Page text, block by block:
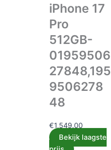
iPhone 17
Pro
512GB-
01959506
27848,195
9506278
48
€1,549.00
Bekijk laagste